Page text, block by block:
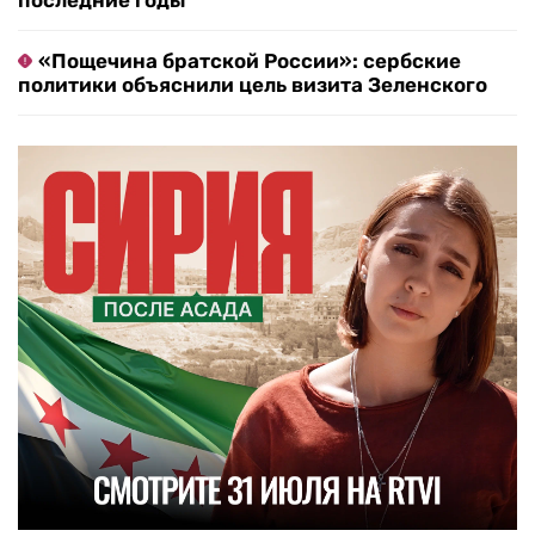
«Пощечина братской России»: сербские
политики объяснили цель визита Зеленского